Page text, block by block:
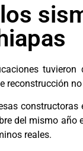
reconstrucción
del mismo año
reales.